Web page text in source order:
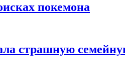
покемона
страшную